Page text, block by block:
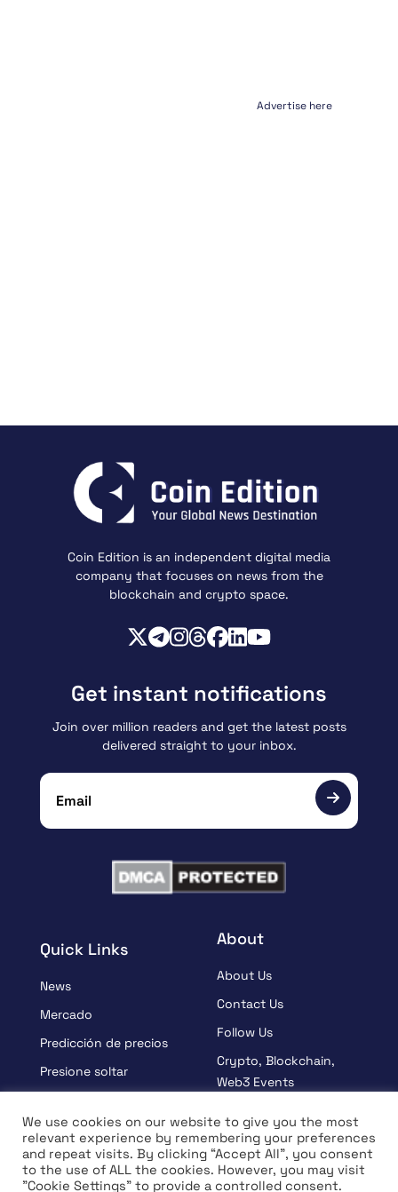
Advertise here
Coin Edition is an independent digital media
company that focuses on news from the
blockchain and crypto space.
Quick Links
News
Mercado
Predicción de precios
Presione soltar
Aprender
Entrevista
About
About Us
Contact Us
Follow Us
Crypto, Blockchain,
Web3 Events
Terms And Condition
Privacy Policy
Get instant notifications
Join over million readers and get the latest posts
delivered straight to your inbox.
We use cookies on our website to give you the most
relevant experience by remembering your preferences
and repeat visits. By clicking “Accept All”, you consent
to the use of ALL the cookies. However, you may visit
"Cookie Settings" to provide a controlled consent.